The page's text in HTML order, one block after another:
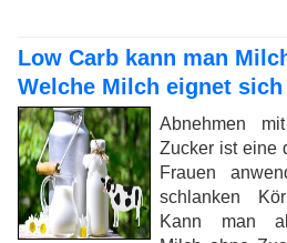
Low Carb kann man
Welche Milch eignet
Abnehmen
Zucker ist eine
Frauen
schlanken
Kann man